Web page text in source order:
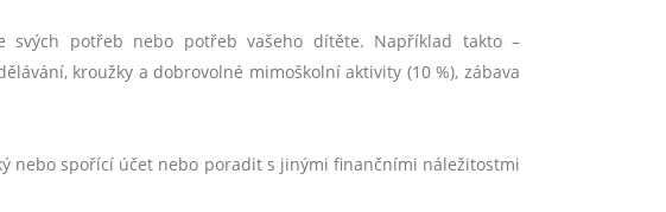
potřeb nebo potřeb vašeho dítěte. Například takto –
kroužky a dobrovolné mimoškolní aktivity (10 %), zábava
nebo spořící účet nebo poradit s jinými finančními náležitostmi